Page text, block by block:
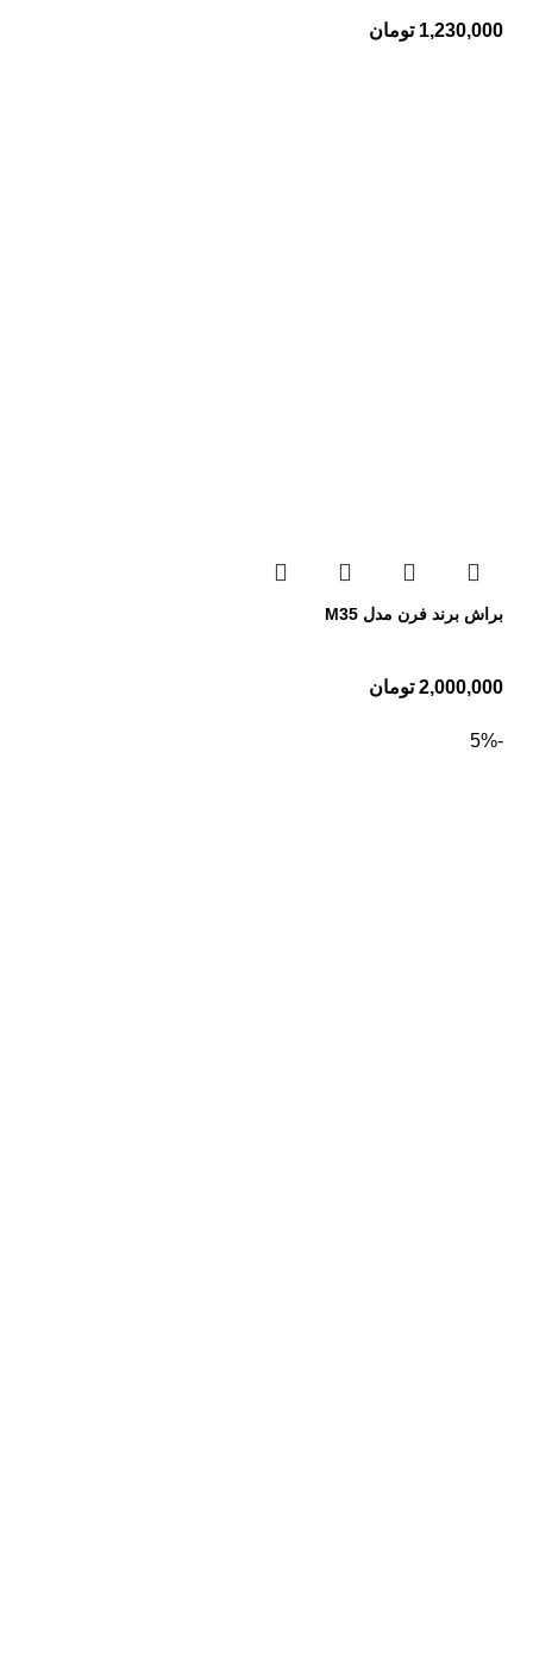
1,230,000 تومان
براش برند فرن مدل M35
2,000,000 تومان
-5%